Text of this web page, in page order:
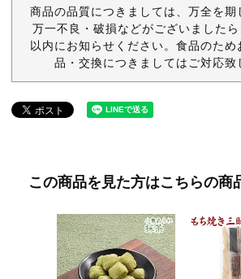
商品の品質につきましては、万全を期
万一不良・破損などがございました
以内にお知らせください。食品のため
品・交換につきましてはご対応致
この商品を見た方はこちらの商